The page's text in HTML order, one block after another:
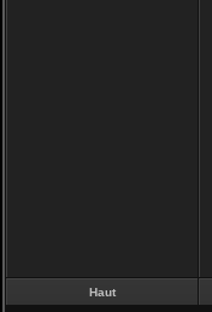
Haut